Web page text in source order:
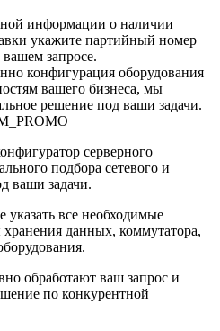
информации о наличии
укажите партийный номер
запросе.
конфигурация оборудования
вашего бизнеса, мы
решение под ваши задачи.
серверного
подбора сетевого и
ваши задачи.
все необходимые
данных, коммутатора,
обработают ваш запрос и
по конкурентной